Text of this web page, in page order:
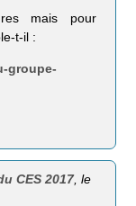
mais pour
t-il :
groupe-
CES 2017, le